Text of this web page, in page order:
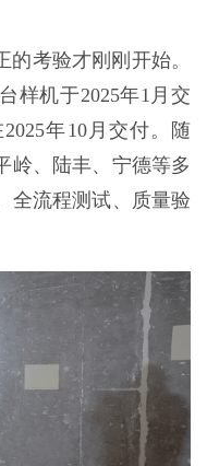
考验才刚刚开始。
样机于2025年1月交
年10月交付。随
岭、陆丰、宁德等多
全流程测试、质量验